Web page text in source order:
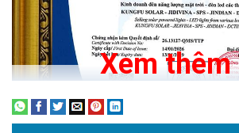
Xem thêm